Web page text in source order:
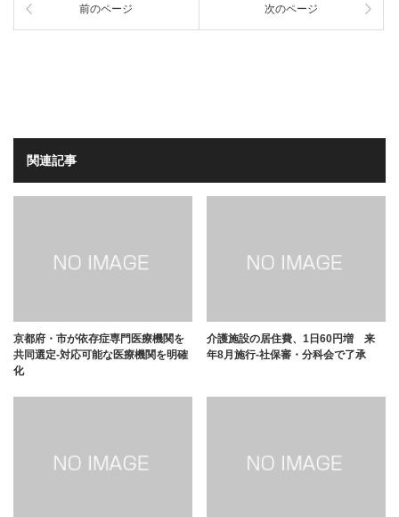
前のページ 次のページ
関連記事
京都府・市が依存症専門医療機関を
共同選定-対応可能な医療機関を明確
化
介護施設の居住費、1日60円増 来
年8月施行-社保審・分科会で了承